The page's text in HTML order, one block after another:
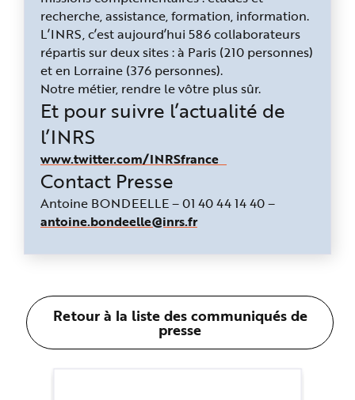
recherche, assistance, formation, information.
L’INRS, c’est aujourd’hui 586 collaborateurs
répartis sur deux sites : à Paris (210 personnes)
et en Lorraine (376 personnes).
Notre métier, rendre le vôtre plus sûr.
Et pour suivre l’actualité de
l’INRS
www.twitter.com/INRSfrance
Contact Presse
Antoine BONDEELLE – 01 40 44 14 40 –
antoine.bondeelle@inrs.fr
Retour à la liste des communiqués de
presse